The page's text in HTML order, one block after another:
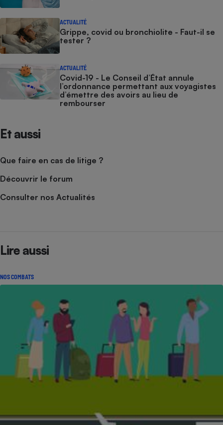
ACTUALITÉ
Grippe, covid ou bronchiolite - Faut-il se
tester ?
ACTUALITÉ
Covid-19 - Le Conseil d’État annule
l’ordonnance permettant aux voyagistes
d’émettre des avoirs au lieu de
rembourser
Et aussi
Que faire en cas de litige ?
Découvrir le forum
Consulter nos Actualités
Lire aussi
NOS COMBATS